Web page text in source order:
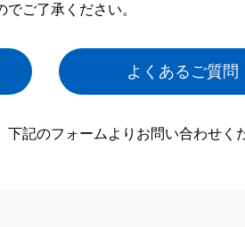
ご了承ください。
よくあるご質問
記のフォームよりお問い合わせく